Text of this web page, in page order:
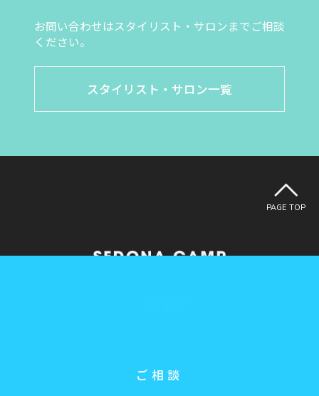
ご相談
お問い合わせはスタイリスト・サロンまでご相談
ください。
スタイリスト・サロン一覧
PAGE TOP
COMPANY